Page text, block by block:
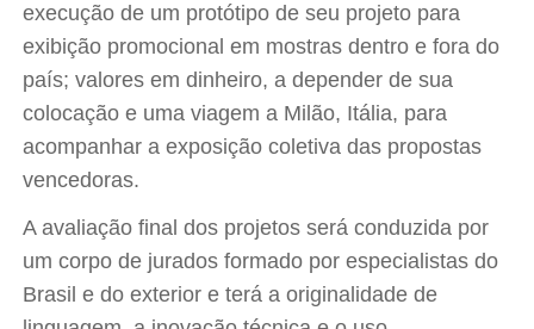
execução de um protótipo de seu projeto para
exibição promocional em mostras dentro e fora do
país; valores em dinheiro, a depender de sua
colocação e uma viagem a Milão, Itália, para
acompanhar a exposição coletiva das propostas
vencedoras.
A avaliação final dos projetos será conduzida por
um corpo de jurados formado por especialistas do
Brasil e do exterior e terá a originalidade de